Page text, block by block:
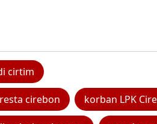
cirtim
cirebon korban LPK